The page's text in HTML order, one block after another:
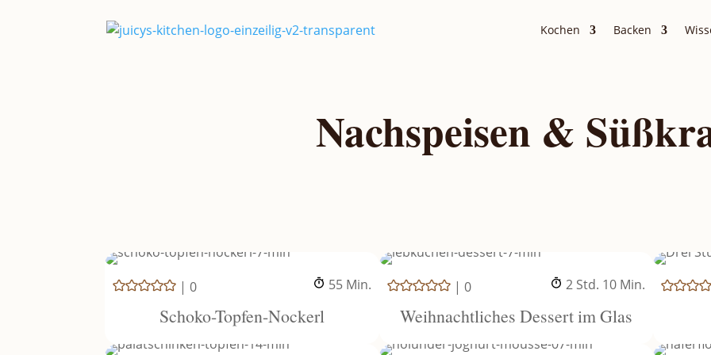
Kochen Backen
Nachspeisen &
| 0 55Minuten
Min.
Schoko-Topfen-Nockerl
| 0 2 Stunden
Std. 10Minuten
Min.
Weihnachtliches Dessert im Glas